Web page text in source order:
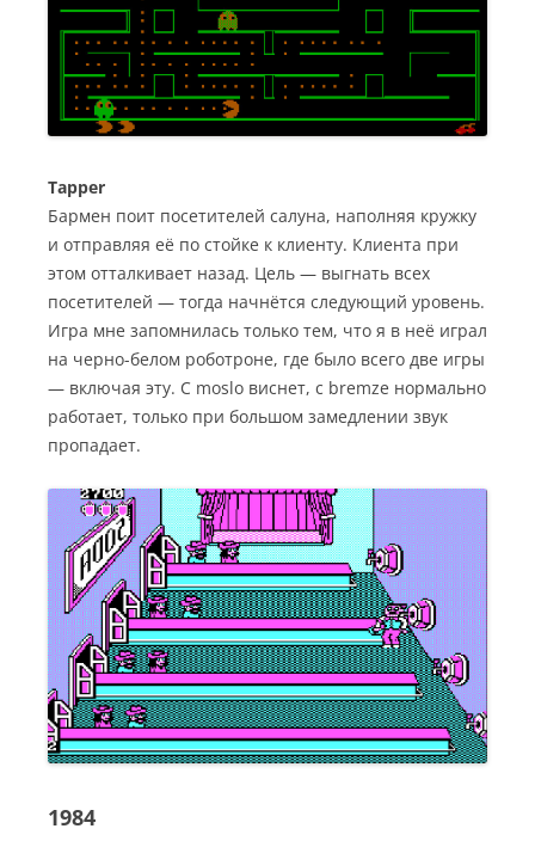
Tapper
Бармен поит посетителей салуна, наполняя кружку
и отправляя её по стойке к клиенту. Клиента при
этом отталкивает назад. Цель — выгнать всех
посетителей — тогда начнётся следующий уровень.
Игра мне запомнилась только тем, что я в неё играл
на черно-белом роботроне, где было всего две игры
— включая эту. С moslo виснет, с bremze нормально
работает, только при большом замедлении звук
пропадает.
1984